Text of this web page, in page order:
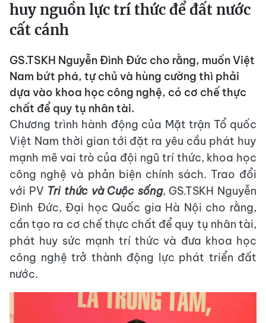
huy nguồn lực trí thức để đất nước
cất cánh
GS.TSKH Nguyễn Đình Đức cho rằng, muốn Việt
Nam bứt phá, tự chủ và hùng cường thì phải
dựa vào khoa học công nghệ, có cơ chế thực
chất để quy tụ nhân tài.
Chương trình hành động của Mặt trận Tổ quốc
Việt Nam thời gian tới đặt ra yêu cầu phát huy
mạnh mẽ vai trò của đội ngũ trí thức, khoa học
công nghệ và phản biện chính sách. Trao đổi
với PV Tri thức và Cuộc sống, GS.TSKH Nguyễn
Đình Đức, Đại học Quốc gia Hà Nội cho rằng,
cần tạo ra cơ chế thực chất để quy tụ nhân tài,
phát huy sức mạnh trí thức và đưa khoa học
công nghệ trở thành động lực phát triển đất
nước.